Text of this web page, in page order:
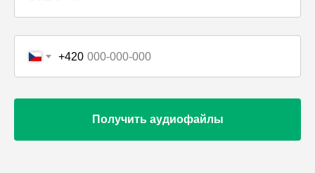
+420
Получить аудиофайлы